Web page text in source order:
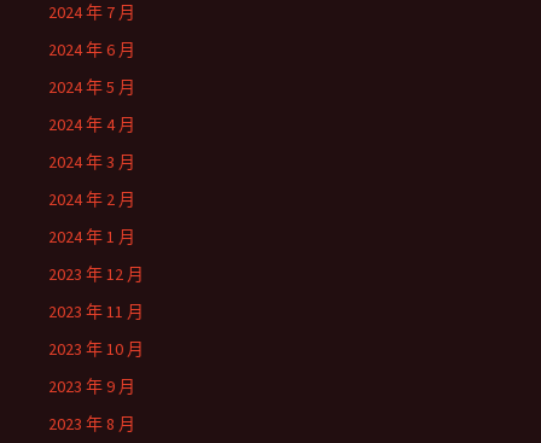
2024 年 7 月
2024 年 6 月
2024 年 5 月
2024 年 4 月
2024 年 3 月
2024 年 2 月
2024 年 1 月
2023 年 12 月
2023 年 11 月
2023 年 10 月
2023 年 9 月
2023 年 8 月